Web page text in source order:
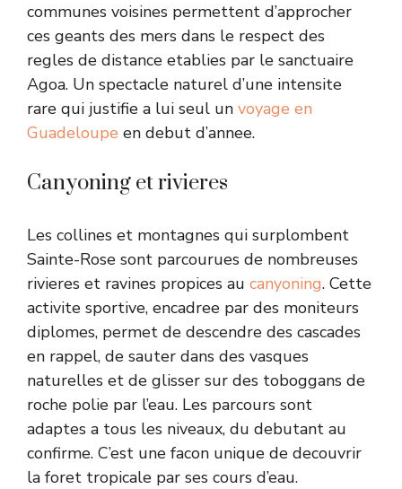
communes voisines permettent d’approcher
ces geants des mers dans le respect des
regles de distance etablies par le sanctuaire
Agoa. Un spectacle naturel d’une intensite
rare qui justifie a lui seul un voyage en
Guadeloupe en debut d’annee.
Canyoning et rivieres
Les collines et montagnes qui surplombent
Sainte-Rose sont parcourues de nombreuses
rivieres et ravines propices au canyoning. Cette
activite sportive, encadree par des moniteurs
diplomes, permet de descendre des cascades
en rappel, de sauter dans des vasques
naturelles et de glisser sur des toboggans de
roche polie par l’eau. Les parcours sont
adaptes a tous les niveaux, du debutant au
confirme. C’est une facon unique de decouvrir
la foret tropicale par ses cours d’eau.